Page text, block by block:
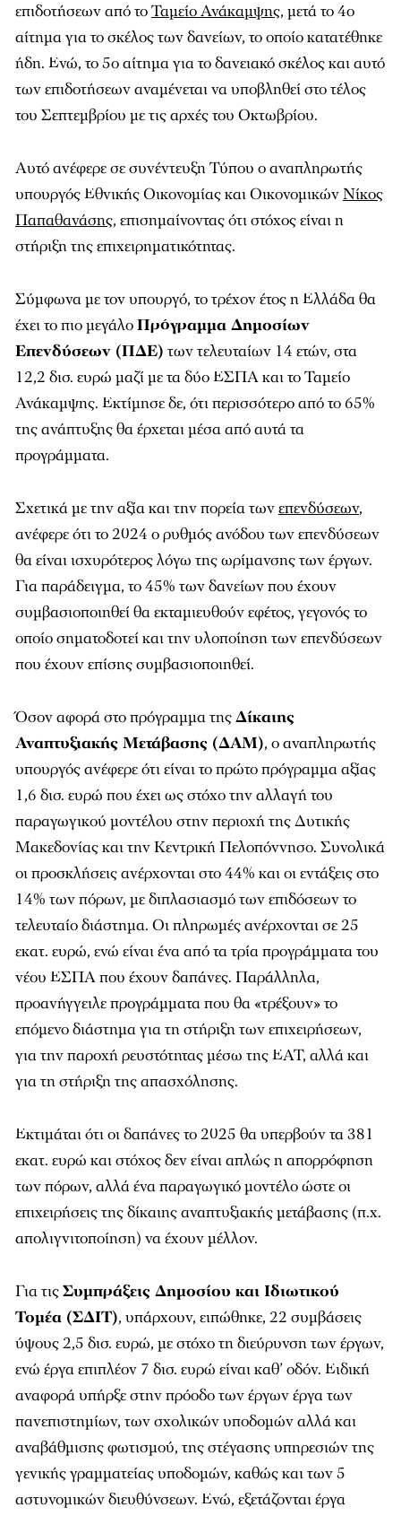
επιδοτήσεων από τοΤαμείο Ανάκαμψης, μετά το 4ο
αίτημα για το σκέλος των δανείων, το οποίο κατατέθηκε
ήδη. Ενώ, το 5ο αίτημα για το δανειακό σκέλος και αυτό
των επιδοτήσεων αναμένεται να υποβληθεί στο τέλος
του Σεπτεμβρίου με τις αρχές του Οκτωβρίου.
Αυτό ανέφερε σε συνέντευξη Τύπου ο αναπληρωτής
υπουργός Εθνικής Οικονομίας και ΟικονομικώνΝίκος
Παπαθανάσης, επισημαίνοντας ότι στόχος είναι η
στήριξη της επιχειρηματικότητας.
Σύμφωνα με τον υπουργό, το τρέχον έτος η Ελλάδα θα
έχει το πιο μεγάλοΠρόγραμμα Δημοσίων
Επενδύσεων (ΠΔΕ) των τελευταίων 14 ετών, στα
12,2 δισ. ευρώ μαζί με τα δύο ΕΣΠΑ και το Ταμείο
Ανάκαμψης. Εκτίμησε δε, ότι περισσότερο από το 65%
της ανάπτυξης θα έρχεται μέσα από αυτά τα
προγράμματα.
Σχετικά με την αξία και την πορεία τωνεπενδύσεων,
ανέφερε ότι το 2024 ο ρυθμός ανόδου των επενδύσεων
θα είναι ισχυρότερος λόγω της ωρίμανσης των έργων.
Για παράδειγμα, το 45% των δανείων που έχουν
συμβασιοποιηθεί θα εκταμιευθούν εφέτος, γεγονός το
οποίο σηματοδοτεί και την υλοποίηση των επενδύσεων
που έχουν επίσης συμβασιοποιηθεί.
Όσον αφορά στο πρόγραμμα τηςΔίκαιης
Αναπτυξιακής Μετάβασης (ΔΑΜ), ο αναπληρωτής
υπουργός ανέφερε ότι είναι το πρώτο πρόγραμμα αξίας
1,6 δισ. ευρώ που έχει ως στόχο την αλλαγή του
παραγωγικού μοντέλου στην περιοχή της Δυτικής
Μακεδονίας και την Κεντρική Πελοπόννησο. Συνολικά
οι προσκλήσεις ανέρχονται στο 44% και οι εντάξεις στο
14% των πόρων, με διπλασιασμό των επιδόσεων το
τελευταίο διάστημα. Οι πληρωμές ανέρχονται σε 25
εκατ. ευρώ, ενώ είναι ένα από τα τρία προγράμματα του
νέου ΕΣΠΑ που έχουν δαπάνες. Παράλληλα,
προανήγγειλε προγράμματα που θα «τρέξουν» το
επόμενο διάστημα για τη στήριξη των επιχειρήσεων,
για την παροχή ρευστότητας μέσω της ΕΑΤ, αλλά και
για τη στήριξη της απασχόλησης.
Εκτιμάται ότι οι δαπάνες το 2025 θα υπερβούν τα 381
εκατ. ευρώ και στόχος δεν είναι απλώς η απορρόφηση
των πόρων, αλλά ένα παραγωγικό μοντέλο ώστε οι
επιχειρήσεις της δίκαιης αναπτυξιακής μετάβασης (π.χ.
απολιγνιτοποίηση) να έχουν μέλλον.
Για τιςΣυμπράξεις Δημοσίου και Ιδιωτικού
Τομέα (ΣΔΙΤ), υπάρχουν, ειπώθηκε, 22 συμβάσεις
ύψους 2,5 δισ. ευρώ, με στόχο τη διεύρυνση των έργων,
ενώ έργα επιπλέον 7 δισ. ευρώ είναι καθ’ οδόν. Ειδική
αναφορά υπήρξε στην πρόοδο των έργων έργα των
πανεπιστημίων, των σχολικών υποδομών αλλά και
αναβάθμισης φωτισμού, της στέγασης υπηρεσιών της
γενικής γραμματείας υποδομών, καθώς και των 5
αστυνομικών διευθύνσεων. Ενώ, εξετάζονται έργα